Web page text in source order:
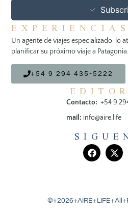
EXPERIENCIAS
Un agente de viajes especializado lo
planificar su próximo viaje a Patagonia.
+54 9 294 435-5222
Contacto: +54 9
mail: info@aire.life